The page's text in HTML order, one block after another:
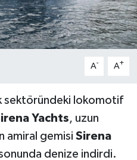
A- A+
sektöründeki lokomotif
Yachts, uzun
amiral gemisi Sirena
denize indirdi.